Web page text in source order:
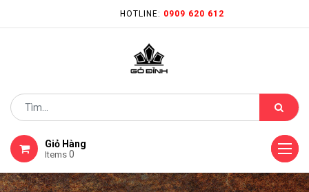
HOTLINE: 0909 620 612
Giỏ Hàng
Items 0